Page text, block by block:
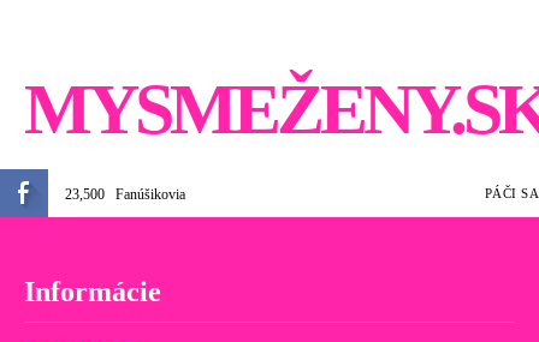
23,500 Fanúšikovia PÁČI SA
Informácie